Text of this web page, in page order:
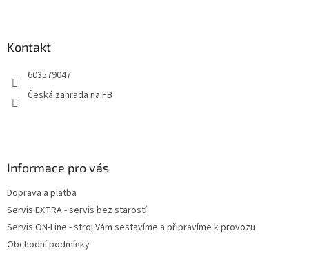
Kontakt
603579047
Česká zahrada na FB
Informace pro vás
Doprava a platba
Servis EXTRA - servis bez starostí
Servis ON-Line - stroj Vám sestavíme a připravíme k provozu
Obchodní podmínky